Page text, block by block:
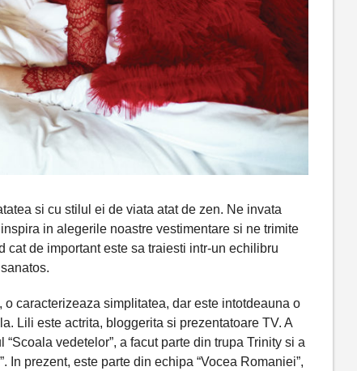
si cu stilul ei de viata atat de zen. Ne invata
in alegerile noastre vestimentare si ne trimite
cat de important este sa traiesti intr-un echilibru
caracterizeaza simplitatea, dar este intotdeauna o
Lili este actrita, bloggerita si prezentatoare TV. A
vedetelor”, a facut parte din trupa Trinity si a
In prezent, este parte din echipa “Vocea Romaniei”,